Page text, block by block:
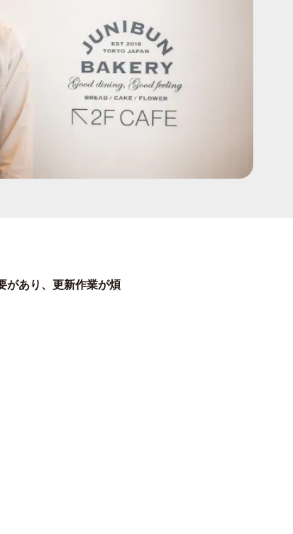
があり、更新作業が煩